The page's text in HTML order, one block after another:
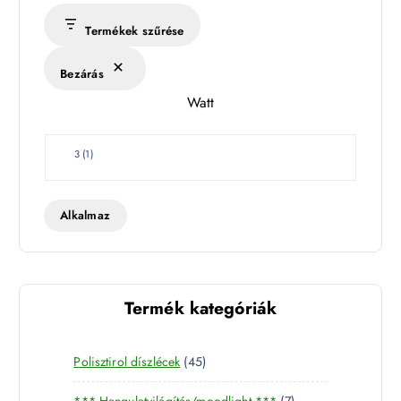
Termékek szűrése
Bezárás
Watt
W
t
3 (1)
Alkalmaz
Termék kategóriák
Polisztirol díszlécek 454
5